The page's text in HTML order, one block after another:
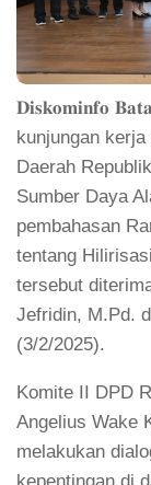
𝐃𝐢𝐬𝐤𝐨𝐦𝐢𝐧𝐟𝐨
kunjungan
Daerah
Sumber Daya
pembahasan
tentang
tersebut
Jefridin, M.Pd.
(3/2/2025).
Komite II DPD
Angelius Wake
melakukan
kepentingan di